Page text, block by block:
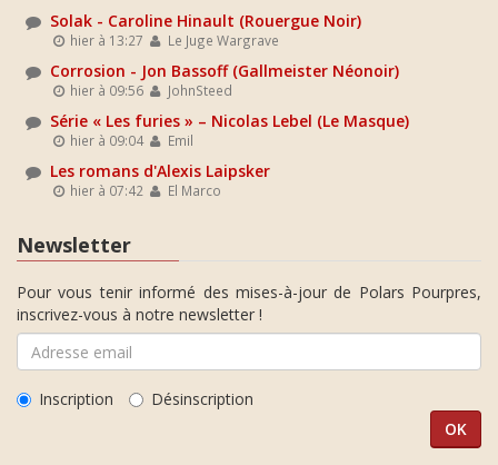
Solak - Caroline Hinault (Rouergue Noir)
hier à 13:27 Le Juge Wargrave
Corrosion - Jon Bassoff (Gallmeister Néonoir)
hier à 09:56 JohnSteed
Série « Les furies » – Nicolas Lebel (Le Masque)
hier à 09:04 Emil
Les romans d'Alexis Laipsker
hier à 07:42 El Marco
Newsletter
Pour vous tenir informé des mises-à-jour de Polars Pourpres,
inscrivez-vous à notre newsletter !
Inscription Désinscription